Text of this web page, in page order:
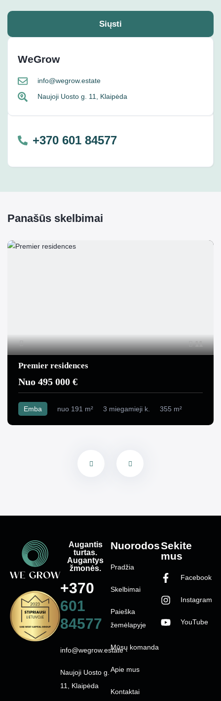
Siųsti
WeGrow
info@wegrow.estate
Naujoji Uosto g. 11, Klaipėda
+370 601 84577
Panašūs skelbimai
11
Premier residences
Nuo 495 000 €
Emba nuo 191 m² 3 miegamieji k. 355 m²
Nuorodos
Pradžia
Skelbimai
Paieška
žemėlapyje
Mūsų komanda
Apie mus
Kontaktai
Sekite
mus
Facebook
Instagram
YouTube
Augantis
turtas.
Augantys
žmonės.
+370
601
84577
info@wegrow.estate
Naujoji Uosto g.
11, Klaipėda